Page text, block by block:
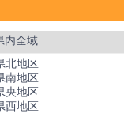
内全域
北地区
南地区
央地区
西地区